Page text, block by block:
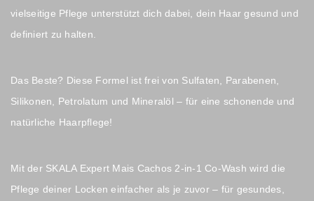
vielseitige Pflege unterstützt dich dabei, dein Haar gesund und
definiert zu halten.
Das Beste? Diese Formel ist frei von Sulfaten, Parabenen,
Silikonen, Petrolatum und Mineralöl – für eine schonende und
natürliche Haarpflege!
Mit der SKALA Expert Mais Cachos 2-in-1 Co-Wash wird die
Pflege deiner Locken einfacher als je zuvor – für gesundes,